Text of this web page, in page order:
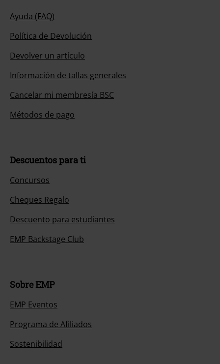
Ayuda (FAQ)
Política de Devolución
Devolver un artículo
Información de tallas generales
Cancelar mi membresía BSC
Métodos de pago
Descuentos para ti
Concursos
Cheques Regalo
Descuento para estudiantes
EMP Backstage Club
Sobre EMP
EMP Eventos
Programa de Afiliados
Sostenibilidad